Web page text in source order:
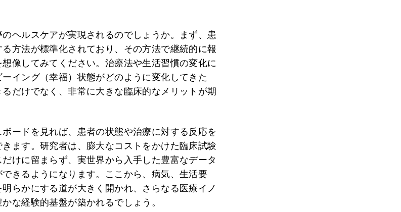
ヘルスケアが実現されるのでしょうか。まず、患
方法が標準化されており、その方法で継続的に報
像してみてください。治療法や生活習慣の変化に
イング（幸福）状態がどのように変化してきた
だけでなく、非常に大きな臨床的なメリットが期
ードを見れば、患者の状態や治療に対する反応を
ます。研究者は、膨大なコストをかけた臨床試験
けに留まらず、実世界から入手した豊富なデータ
きるようになります。ここから、病気、生活要
らかにする道が大きく開かれ、さらなる医療イノ
な経験的基盤が築かれるでしょう。